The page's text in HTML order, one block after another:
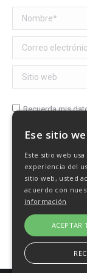
Nombre *
Correo
Sitio web
Recuerda mis
Publicar
Ese sitio
Este sitio web
experiencia del
sitio web, usted
acuerdo con
información
ACEPTAR